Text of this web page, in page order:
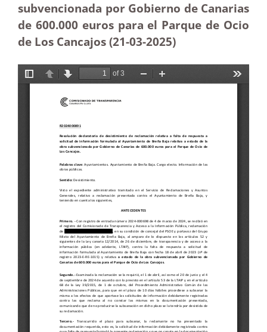
subvencionada por Gobierno de Canarias
de 600.000 euros para el Parque de Ocio
de Los Cancajos (21-03-2025)